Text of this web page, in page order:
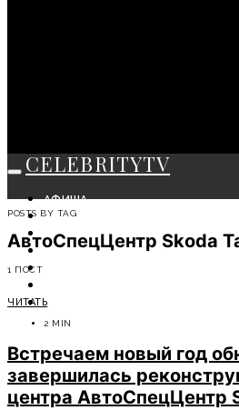
CELEBRITYTV
АФИША
СОБЫТИЯ
КРАСОТА
МОДА
СОВЕТЫ ЭКСПЕРТОВ
POSTS BY TAG
АвтоСпецЦентр Skoda
1 ПОСТ
ЧИТАТЬ
2 MIN
Встречаем новый год
завершилась
центра АвтоСпецЦентр